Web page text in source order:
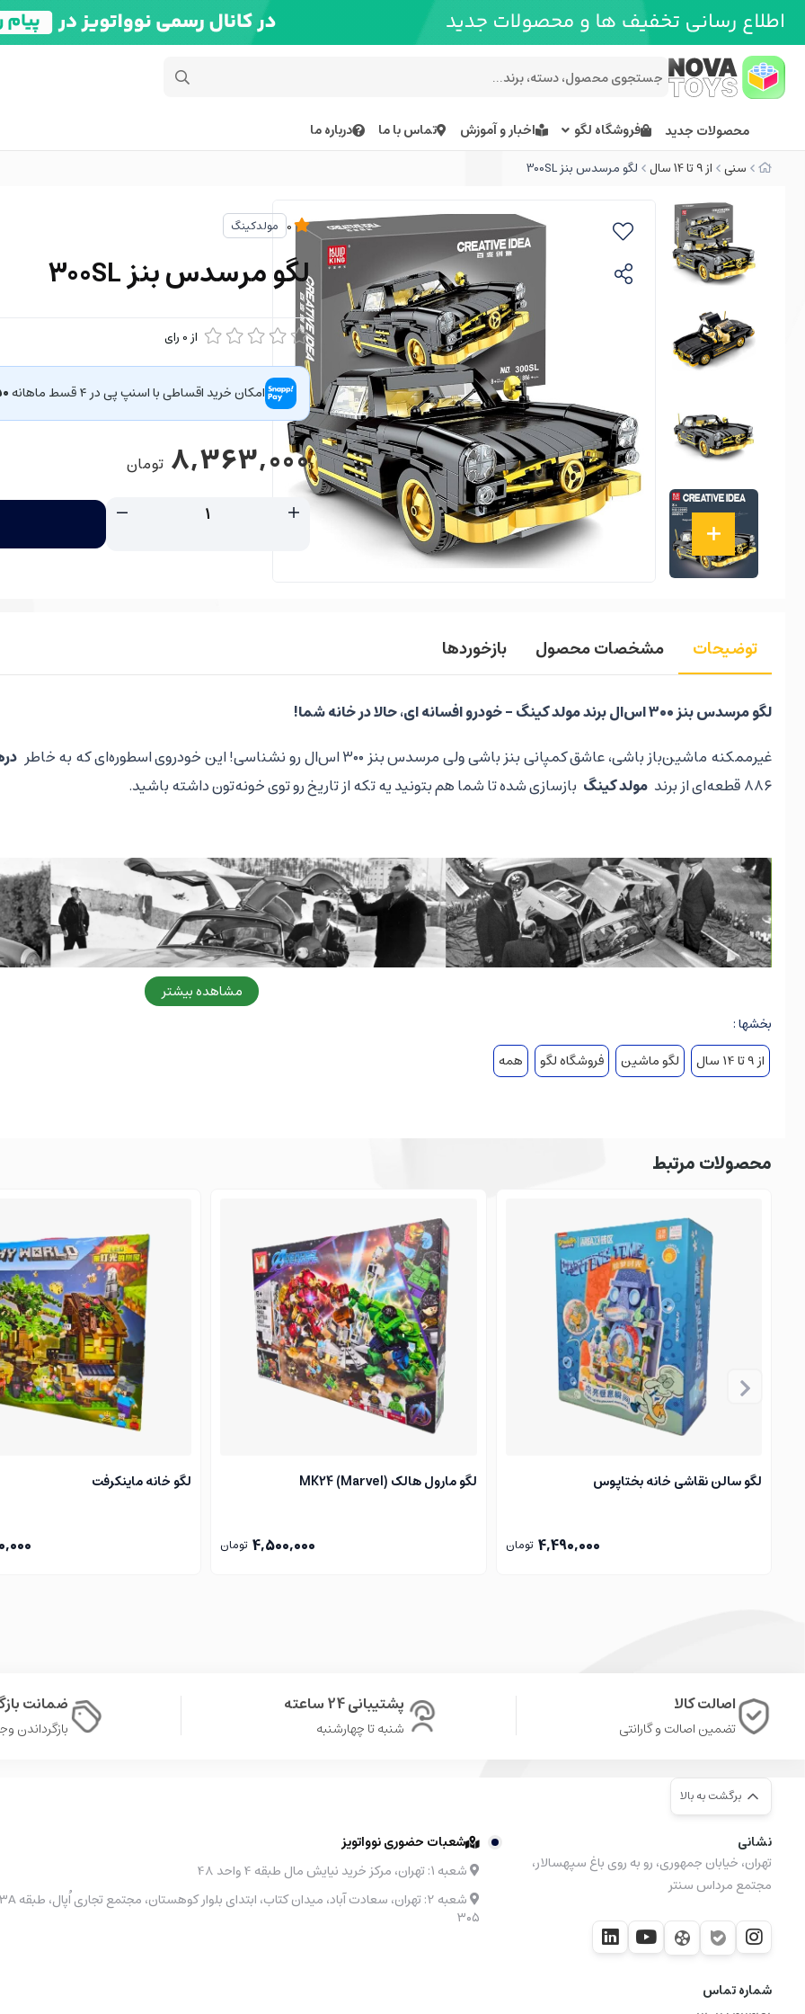
محصولات جدید فروشگاه لگو اخبار و آموزش تماس با ما درباره ما
سنی از 9 تا 14 سال لگو مرسدس بنز 300SL
مولدکینگ
لگو مرسدس بنز 300SL
از0 رای
امکان خرید اقساطی با اسنپ پی در ۴ قسط ماهانه
8,363,000 تومان
توضیحات مشخصات محصول بازخوردها
لگو مرسدس بنز۳۰۰اس‌ال برند مولد کینگ – خودرو افسانه ای، حالا در خانه شما!
غیرممکنه ماشین‌باز باشی، عاشق کمپانی بنز باشی ولی مرسدس بنز ۳۰۰ اس‌ال رو نشناسی! این خودروی اسطوره‌ای که به خاطر
۸۸۶ قطعه‌ای از برند
مولد کینگ بازسازی شده تا شما هم بتونید یه تکه از تاریخ رو توی خونه‌تون داشته باشید.
این ماشین یک خودروی اسپورت دو‌نفره است که بین سال‌های
خودرو رو طراحی کرد.
کاررا پانامریکانا
این موفقیت، توجهمکس هافمن، واردکننده مرسدس در آمریکا رو جلب کرد. او به مدیریت مرسدس پیشنهاد داد که یک نسخه
نمایشگاه خودروی نیویورک در فوریه۱۹۵۴شد.
لگوی مرسدس بنز۳۰۰اس‌ال چه ویژگی‌هایی داره؟
قطعه با کیفیت بالا :این محصول با
طراحی شده تا بتونه جزئیات این ماشین افسانه‌ای رو به‌خوبی بازسازی
جزئیات وفادار به مدل اصلی : طراحی این لگو تا حد امکان شبیه به مدل اصلی انجام شده و مهم‌تر از همه،درهای مرغ دریایی
مجموعه‌ای برای عاشقان واقعی مرسدس و کلکسیونرهای حرفه‌ای.
مشاهده بیشتر
بخشها :
از 9 تا 14 سال
لگو ماشین فروشگاه لگو همه
محصولات مرتبط
لگو سالن نقاشی خانه بختاپوس
4,490,000 تومان
لگو مارول هالک MK24 (Marvel)
4,500,000 تومان
لگو خانه ماینکرفت
اصالت کالا
تضمین اصالت و گارانتی
پشتیبانی 24 ساعته
شنبه تا چهارشنبه
ضمانت
بازگرداندن وجه
برگشت به بالا
نشانی
تهران، خیابان جمهوری، رو به روی باغ سپهسالار،
مجتمع مرداس سنتر
شماره تماس
شعبات حضوری نوواتویز
شعبه ۱: تهران، مرکز خرید نیایش مال طبقه 4 واحد 48
۳۰۵